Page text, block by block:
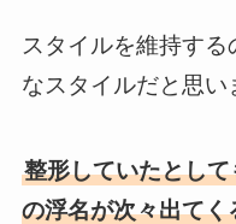
スタイルを維持す
なスタイルだと思い
整形していたとし
の浮名が次々出て